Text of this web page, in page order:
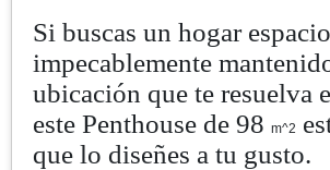
Si buscas un hogar
impecablemente
ubicación que te resuelva
este Penthouse de 98 m^2
que lo diseñes a tu gusto.